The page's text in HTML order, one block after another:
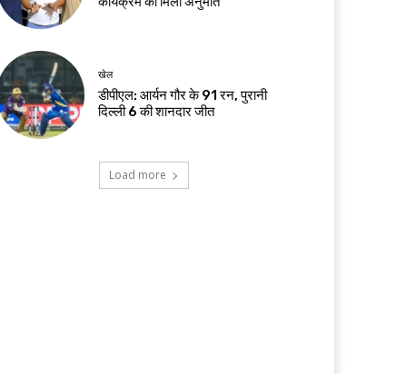
खेल
डीपीएल: आर्यन गौर के 91 रन, पुरानी
दिल्ली 6 की शानदार जीत
Load more